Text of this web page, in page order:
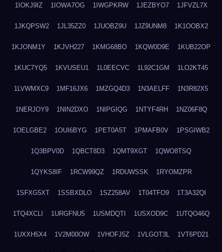
1IOKJ9IZ 1IOWA7OG 1IWGPKRW 1JEZBYO7 1JFVZL7X
1JKQPSW2 1JL35ZZ0 1JUOBZ9U 1JZ9UNM8 1K1OOBX2
1KJONM1Y 1KJVH227 1KMG68BO 1KQW0D9E 1KUB22OP
1KUC7YQ5 1KVUSEU1 1L0EECVC 1L92C1GM 1LO2KT45
1LVWMXC9 1MF16JX6 1MZGQ4D3 1N3AELFF 1N3R82X5
1NERJOY9 1NIN2DXO 1NIPGIQG 1NTYF4RH 1NZ06F8Q
1OELGBE2 1OUI6BYG 1PET0A5T 1PMAFB0V 1PSGIWB2
1Q3BPV0D 1QBCT8D3 1QMT9XGT 1QWO8TSQ
1QYKS8IF 1RCW99QZ 1RDUWSSK 1RYOMZPR
1SFXG5XT 1SSBXDLO 1SZ258AV 1T04TFO9 1T3A32QI
1TQ4XCLI 1URGFNU5 1USMDQTI 1USXOD9C 1UTQO46Q
1UXXH5X4 1V2M00OW 1VHOFJ5Z 1VLGOT3L 1VT6PD21